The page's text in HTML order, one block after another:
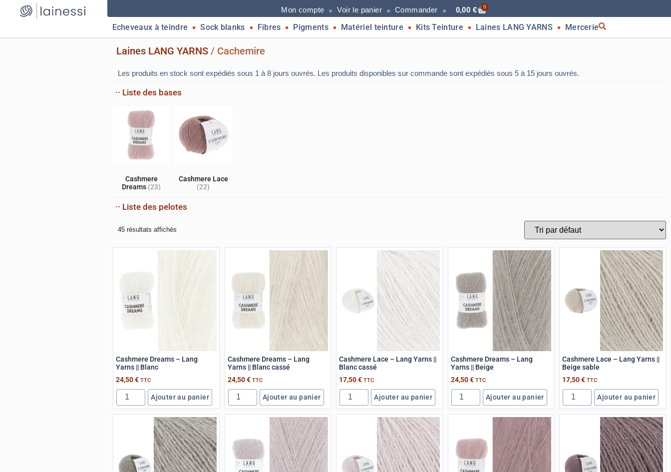
Mon compte Voir le panier Commander 0,00 € 0
Echeveaux à teindre Sock blanks Fibres Pigments Matériel teinture Kits Teinture Laines LANG YARNS Mercerie
Laines LANG YARNS / Cachemire
Les produits en stock sont expédiés sous 1 à 8 jours ouvrés. Les produits disponibles sur commande sont expédiés sous 5 à 15 jours ouvrés.
·· Liste des bases
Cashmere
Dreams (23)
Cashmere Lace
(22)
·· Liste des pelotes
45 résultats affichés
Cashmere Dreams – Lang
Yarns || Blanc
24,50€ TTC
Ajouter au panier
Cashmere Dreams – Lang
Yarns || Blanc cassé
24,50€ TTC
Ajouter au panier
Cashmere Lace – Lang Yarns ||
Blanc cassé
17,50€ TTC
Ajouter au panier
Cashmere Dreams – Lang
Yarns || Beige
24,50€ TTC
Ajouter au panier
Cashmere Lace – Lang Yarns ||
Beige sable
17,50€ TTC
Ajouter au panier